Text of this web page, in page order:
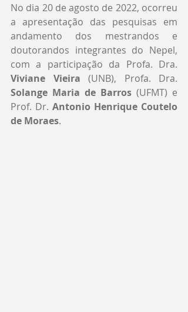
No dia 20 de agosto de 2022, ocorreu
a apresentação das pesquisas em
andamento dos mestrandos e
doutorandos integrantes do Nepel,
Viviane Vieira
Solange Maria de Barros (UFMT) e
Prof. Dr. Antonio Henrique Coutelo
de Moraes.